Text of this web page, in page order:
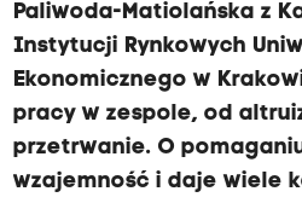
Paliwoda-Matiolańska z
Instytucji Rynkowych
Ekonomicznego w
pracy w zespole, od
przetrwanie. O
wzajemność i daje wiele